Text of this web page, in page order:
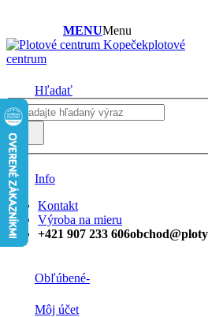
MENUMenu
plotové
centrum
Hľadať
Info
Kontakt
Výroba na mieru
+421 907 233 606
Obľúbené-
Môj účet